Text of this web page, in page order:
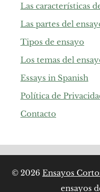
Las características
Las partes del
Tipos de ensayo
Los temas del
Essays in Spanish
Política de
Contacto
© 2026 Ensayos
ensayos